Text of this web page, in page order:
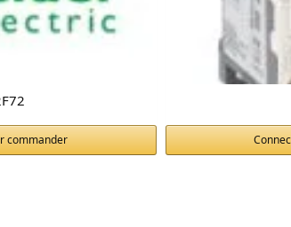
commander